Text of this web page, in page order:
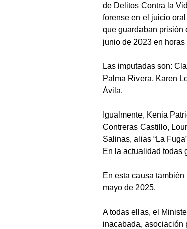
de Delitos Contra la
forense en el juicio
que guardaban prisión
junio de 2023 en
Las imputadas son:
Palma Rivera, Karen
Ávila.
Igualmente, Kenia
Contreras Castillo,
Salinas, alias “La
En la actualidad todas
En esta causa
mayo de 2025.
A todas ellas, el
inacabada, asociación